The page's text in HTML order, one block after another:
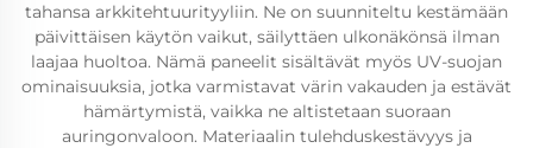
tahansa arkkitehtuurityyliin. Ne on suunniteltu kestämään
päivittäisen käytön vaikut, säilyttäen ulkonäkönsä ilman
laajaa huoltoa. Nämä paneelit sisältävät myös UV-suojan
ominaisuuksia, jotka varmistavat värin vakauden ja estävät
hämärtymistä, vaikka ne altistetaan suoraan
auringonvaloon. Materiaalin tulehduskestävyys ja